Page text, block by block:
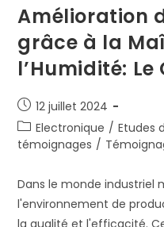
Les
Amélioration
grâce à la
l’Humidité: Le
Publication
publiée :
12 juillet 2024
Post
category:
Electronique / Etudes
témoignages /
Dans le monde industriel
l'environnement de
la qualité et l'efficacité.